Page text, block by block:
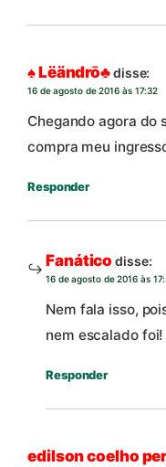
♠ Lëändrō♣disse:
16 de agosto de 2016 às 17:32
Chegando agora do
compra meu
Responder
Fanático disse:
16 de agosto de 2016 às
Nem fala isso,
nem escalado foi!
Responder
edilson coelho